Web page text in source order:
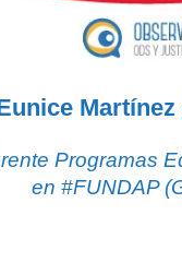
Programas
en #FUNDAP